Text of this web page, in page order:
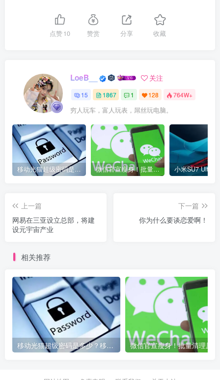
点赞10 赞赏 分享 收藏
LoeB__ 关注
15 1867 1 128 764W+
穷人玩车，富人玩表，屌丝玩电脑。
移动光猫超级密码是多少？移动光猫超级管理员后台账号与密码 微信官宣瘦身！批量清理原图新功能来了 安卓、iOS均可使用
上一篇
网易在三亚设立总部，将建
设元宇宙产业
下一篇
你为什么要谈恋爱啊！
相关推荐
移动光猫超级密码是多少？移动光猫超级管理员后台账号与密码